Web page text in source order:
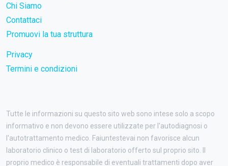
Chi Siamo
Contattaci
Promuovi la tua struttura
Privacy
Termini e condizioni
Tutte le informazioni su questo sito web sono intese solo a scopo
informativo e non devono essere utilizzate per l'autodiagnosi o
l'autotrattamento medico. Faiuntestevai non favorisce alcun
laboratorio clinico o test di laboratorio offerto sul proprio sito. Il
proprio medico è responsabile di eventuali trattamenti dopo aver